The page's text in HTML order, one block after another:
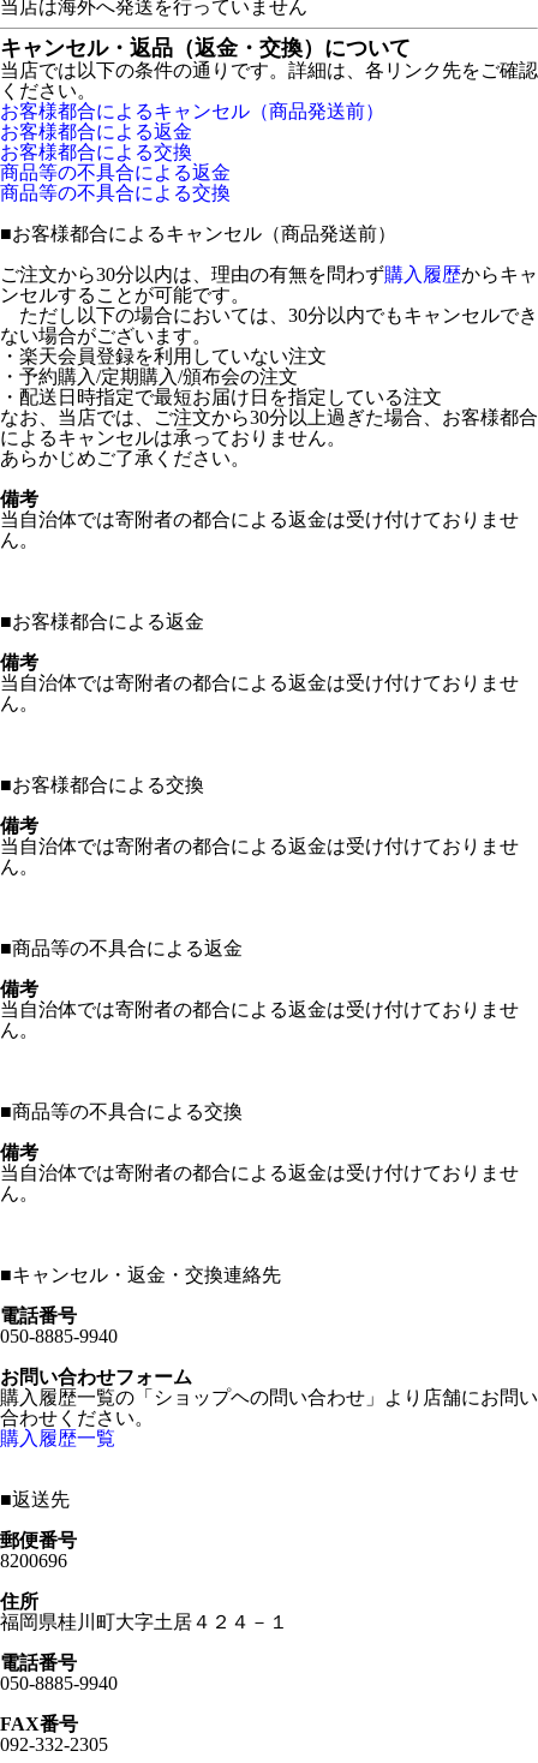
当店は海外へ発送を行っていません
キャンセル・返品（返金・交換）について
当店では以下の条件の通りです。詳細は、各リンク先をご確認
ください。
お客様都合によるキャンセル（商品発送前）
お客様都合による返金
お客様都合による交換
商品等の不具合による返金
商品等の不具合による交換
■お客様都合によるキャンセル（商品発送前）
ご注文から30分以内は、理由の有無を問わず購入履歴からキャ
ンセルすることが可能です。
ただし以下の場合においては、30分以内でもキャンセルでき
ない場合がございます。
・楽天会員登録を利用していない注文
・予約購入/定期購入/頒布会の注文
・配送日時指定で最短お届け日を指定している注文
なお、当店では、ご注文から30分以上過ぎた場合、お客様都合
によるキャンセルは承っておりません。
あらかじめご了承ください。
備考
当自治体では寄附者の都合による返金は受け付けておりませ
ん。
■お客様都合による返金
備考
当自治体では寄附者の都合による返金は受け付けておりませ
ん。
■お客様都合による交換
備考
当自治体では寄附者の都合による返金は受け付けておりませ
ん。
■商品等の不具合による返金
備考
当自治体では寄附者の都合による返金は受け付けておりませ
ん。
■商品等の不具合による交換
備考
当自治体では寄附者の都合による返金は受け付けておりませ
ん。
■キャンセル・返金・交換連絡先
電話番号
050-8885-9940
お問い合わせフォーム
購入履歴一覧の「ショップヘの問い合わせ」より店舗にお問い
合わせください。
購入履歴一覧
■返送先
郵便番号
8200696
住所
福岡県桂川町大字土居４２４－１
電話番号
050-8885-9940
FAX番号
092-332-2305